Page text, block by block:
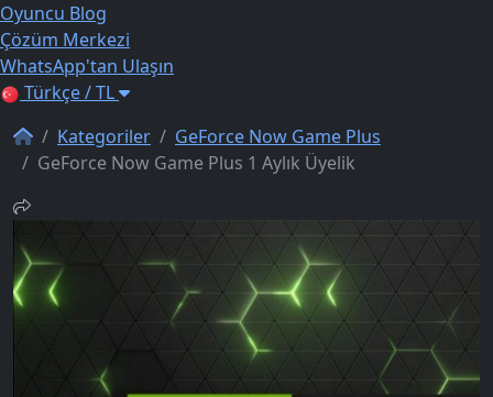
Oyuncu Blog
Çözüm Merkezi
WhatsApp'tan Ulaşın
Türkçe / TL
Kategoriler
GeForce Now Game Plus
GeForce Now Game Plus 1 Aylık Üyelik